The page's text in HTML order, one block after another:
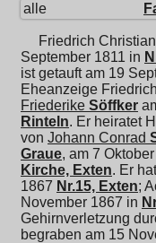
alle
Friedrich Christian
September 1811 in
ist getauft am 19
Eheanzeige
Friederike Söffker
Rinteln. Er heiratet
von Johann Conrad
Graue, am 7
Kirche, Exten. Er
1867 Nr.15, Exten;
November 1867 in
Gehirnverletzung
begraben am 15